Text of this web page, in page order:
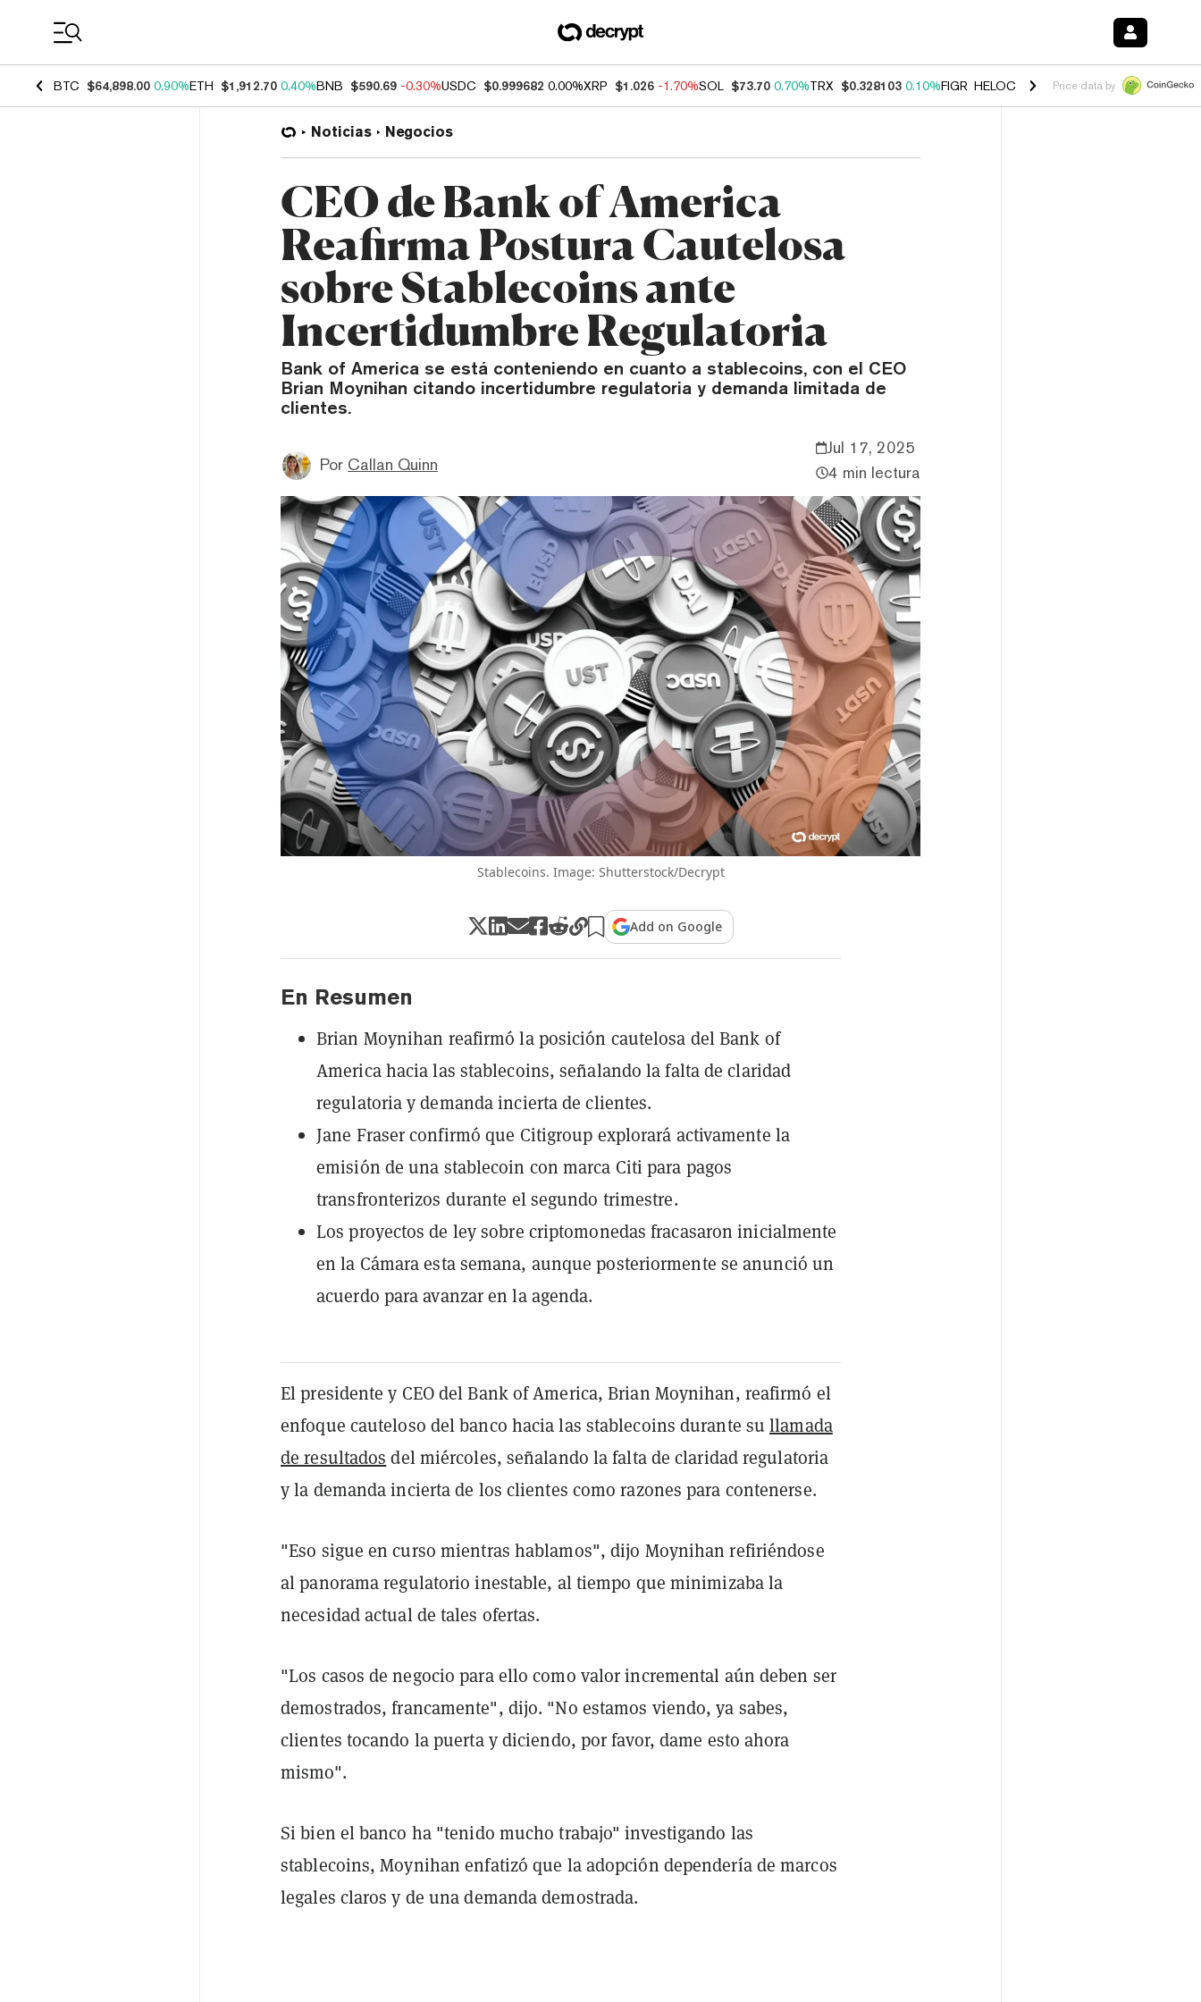
BTC $64,898.00 0.90%ETH $1,912.70 0.40%BNB $590.69 -0.30%USDC $0.999682 0.00%XRP $1.026 -1.70%SOL $73.70 0.70%TRX $0.328103 0.10%FIGR_HELOC $1.034 1.40%HYPE $55.67
Price data by
Noticias Negocios
CEO de Bank of America
Reafirma Postura Cautelosa
sobre Stablecoins ante
Incertidumbre Regulatoria
Bank of America se está conteniendo en cuanto a stablecoins, con el CEO
Brian Moynihan citando incertidumbre regulatoria y demanda limitada de
clientes.
Por Callan Quinn
Jul 17, 2025
4 min lectura
Stablecoins. Image: Shutterstock/Decrypt
Add on Google
En Resumen
Brian Moynihan reafirmó la posición cautelosa del Bank of
America hacia las stablecoins, señalando la falta de claridad
regulatoria y demanda incierta de clientes.
Jane Fraser confirmó que Citigroup explorará activamente la
emisión de una stablecoin con marca Citi para pagos
transfronterizos durante el segundo trimestre.
Los proyectos de ley sobre criptomonedas fracasaron inicialmente
en la Cámara esta semana, aunque posteriormente se anunció un
acuerdo para avanzar en la agenda.
El presidente y CEO del Bank of America, Brian Moynihan, reafirmó el
enfoque cauteloso del banco hacia las stablecoins durante sullamada
de resultados del miércoles, señalando la falta de claridad regulatoria
y la demanda incierta de los clientes como razones para contenerse.
"Eso sigue en curso mientras hablamos", dijo Moynihan refiriéndose
al panorama regulatorio inestable, al tiempo que minimizaba la
necesidad actual de tales ofertas.
"Los casos de negocio para ello como valor incremental aún deben ser
demostrados, francamente", dijo. "No estamos viendo, ya sabes,
clientes tocando la puerta y diciendo, por favor, dame esto ahora
mismo".
Si bien el banco ha "tenido mucho trabajo" investigando las
stablecoins, Moynihan enfatizó que la adopción dependería de marcos
legales claros y de una demanda demostrada.